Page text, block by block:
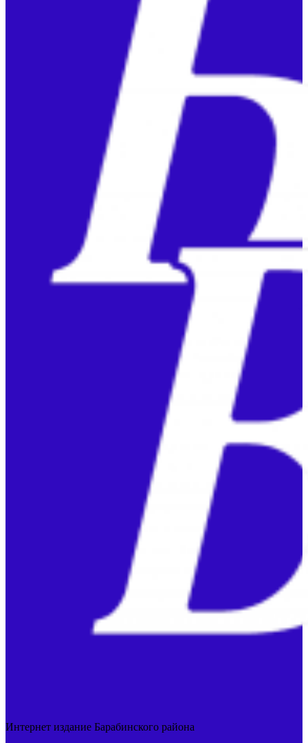
Интернет издание Барабинского района